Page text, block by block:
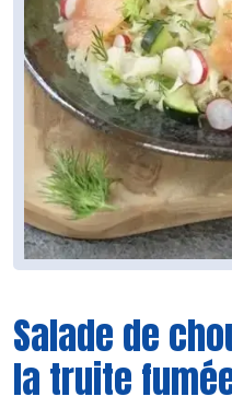
Salade de
la truite